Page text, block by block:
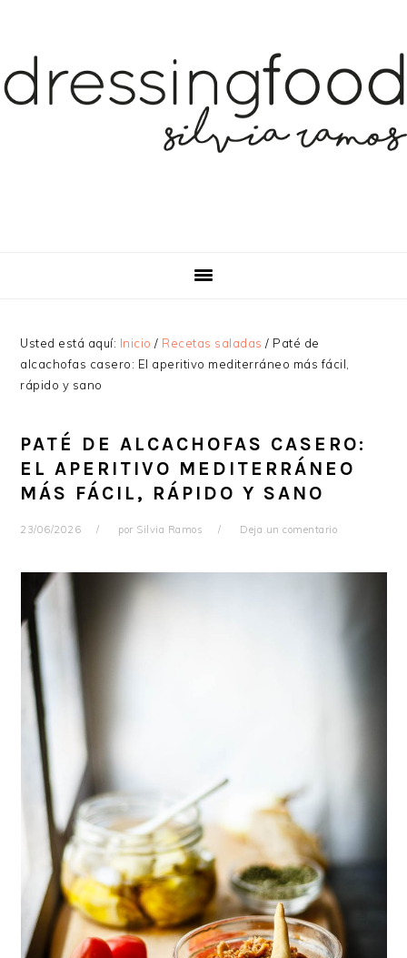
navegación
principal
principal
Usted está aquí: Inicio / Recetas saladas / Paté de
alcachofas casero: El aperitivo mediterráneo más fácil,
rápido y sano
PATÉ DE ALCACHOFAS CASERO:
EL APERITIVO MEDITERRÁNEO
MÁS FÁCIL, RÁPIDO Y SANO
23/06/2026 por Silvia Ramos Deja un comentario